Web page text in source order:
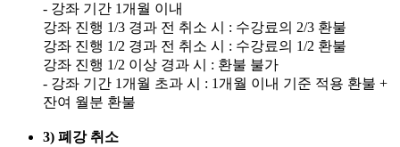
- 강좌 기간 1개월 이내
강좌 진행 1/3 경과 전 취소 시 : 수강료의 2/3 환불
강좌 진행 1/2 경과 전 취소 시 : 수강료의 1/2 환불
강좌 진행 1/2 이상 경과 시 : 환불 불가
- 강좌 기간 1개월 초과 시 : 1개월 이내 기준 적용 환불 +
잔여 월분 환불
3) 폐강 취소